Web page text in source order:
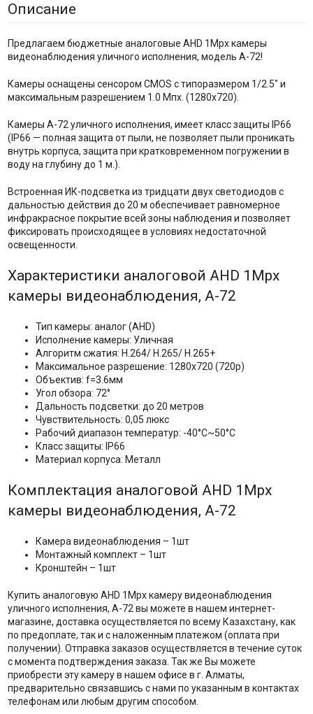
Описание
Предлагаем бюджетные аналоговые AHD 1Mpx камеры
видеонаблюдения уличного исполнения, модель А-72!
Камеры оснащены сенсором CMOS с типоразмером 1/2.5" и
максимальным разрешением 1.0 Мпх. (1280x720).
Камеры А-72 уличного исполнения, имеет класс защиты IP66
(IP66 — полная защита от пыли, не позволяет пыли проникать
внутрь корпуса, защита при кратковременном погружении в
воду на глубину до 1 м.).
Встроенная ИК-подсветка из тридцати двух светодиодов с
дальностью действия до 20 м обеспечивает равномерное
инфракрасное покрытие всей зоны наблюдения и позволяет
фиксировать происходящее в условиях недостаточной
освещенности.
Характеристики аналоговой AHD 1Mpx
камеры видеонаблюдения, А-72
Тип камеры: аналог (AHD)
Исполнение камеры: Уличная
Алгоритм сжатия: H.264/ H.265/ H.265+
Максимальное разрешение: 1280x720 (720р)
Объектив: f=3.6мм
Угол обзора: 72°
Дальность подсветки: до 20 метров
Чувствительность: 0,05 люкс
Рабочий диапазон температур: -40°С~50°С
Класс защиты: IP66
Материал корпуса: Металл
Комплектация аналоговой AHD 1Mpx
камеры видеонаблюдения, А-72
Камера видеонаблюдения – 1шт
Монтажный комплект – 1шт
Кронштейн – 1шт
Купить аналоговую AHD 1Mpx камеру видеонаблюдения
уличного исполнения, А-72 вы можете в нашем интернет-
магазине, доставка осуществляется по всему Казахстану, как
по предоплате, так и с наложенным платежом (оплата при
получении). Отправка заказов осуществляется в течение суток
с момента подтверждения заказа. Так же Вы можете
приобрести эту камеру в нашем офисе в г. Алматы,
предварительно связавшись с нами по указанным в контактах
телефонам или любым другим способом.